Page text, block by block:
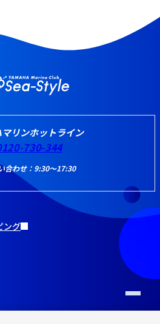
マリンホットライン
730-344
合わせ：9:30～17:30
ング